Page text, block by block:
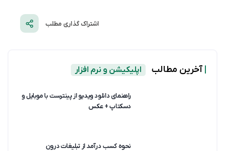
اشتراک گذاری مطلب
آخرین مطالب اپلیکیشن و نرم افزار
راهنمای دانلود ویدیو از پینترست با موبایل و
دسکتاپ + عکس
نحوه کسب درآمد از تبلیغات درون